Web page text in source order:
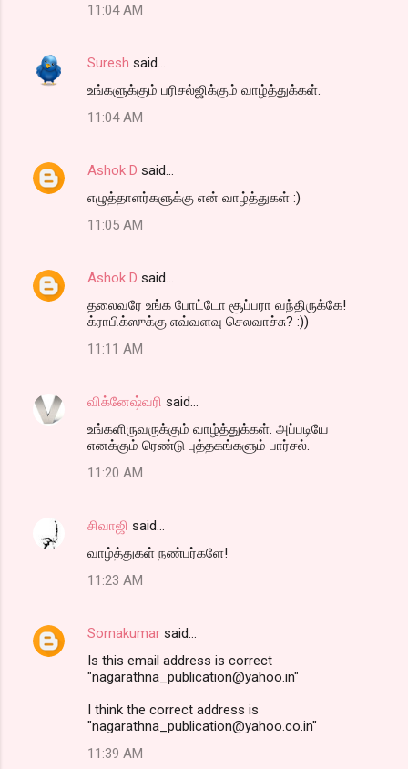
11:04 AM
Suresh said…
உங்களுக்கும் பரிசல்ஜிக்கும் வாழ்த்துக்கள்.
11:04 AM
Ashok D said…
எழுத்தாளர்களுக்கு என் வாழ்த்துகள் :)
11:05 AM
Ashok D said…
தலைவரே உங்க போட்டோ சூப்பரா வந்திருக்கே!
க்ராபிக்ஸுக்கு எவ்வளவு செலவாச்சு? :))
11:11 AM
விக்னேஷ்வரி said…
உங்களிருவருக்கும் வாழ்த்துக்கள். அப்படியே
எனக்கும் ரெண்டு புத்தகங்களும் பார்சல்.
11:20 AM
சிவாஜி said…
வாழ்த்துகள் நண்பர்களே!
11:23 AM
Sornakumar said…
Is this email address is correct
"nagarathna_publication@yahoo.in"
I think the correct address is
"nagarathna_publication@yahoo.co.in"
11:39 AM